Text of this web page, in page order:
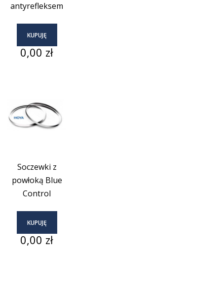
antyrefleksem
KUPUJĘ
Cena
0,00 zł
Soczewki z
powłoką Blue
Control
KUPUJĘ
Cena
0,00 zł